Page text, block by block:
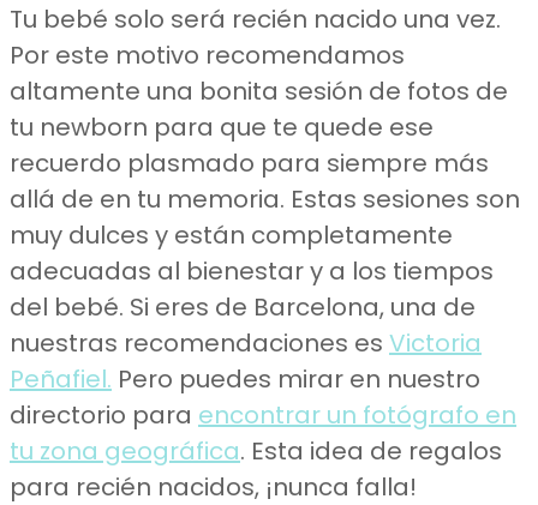
Tu bebé solo será recién nacido una vez.
Por este motivo recomendamos
altamente una bonita sesión de fotos de
tu newborn para que te quede ese
recuerdo plasmado para siempre más
allá de en tu memoria. Estas sesiones son
muy dulces y están completamente
adecuadas al bienestar y a los tiempos
del bebé. Si eres de Barcelona, una de
nuestras recomendaciones es Victoria
Peñafiel. Pero puedes mirar en nuestro
directorio para encontrar un fotógrafo en
tu zona geográfica. Esta idea de regalos
para recién nacidos, ¡nunca falla!